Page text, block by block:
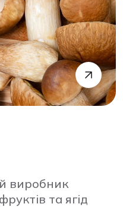
виробник
та ягід